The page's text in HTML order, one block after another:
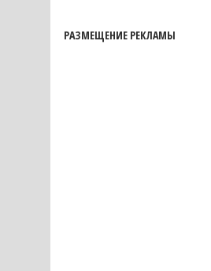
РАЗМЕЩЕНИЕ РЕКЛАМЫ